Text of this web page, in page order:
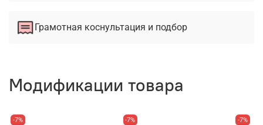
Грамотная коснультация и подбор
Модификации товара
-7% -7% -7%